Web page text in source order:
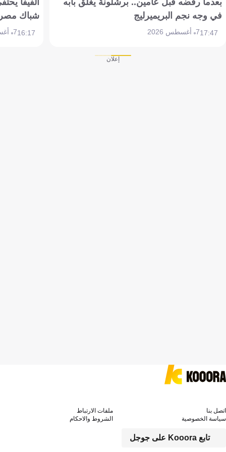
بعدما رفضه قبل عامين.. برشلونة يغلق بابه
في وجه نجم البريميرليج
17:477 أغسطس 2026
الفيفا
شباك
16:177 أغسطس 2026
إعلان
تابع Kooora على جوجل
اتصل بنا
ملفات الارتباط
سياسة الخصوصية
الشروط والاحكام